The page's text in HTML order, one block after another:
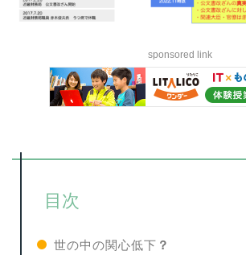
sponsored link
目次
世の中の関心低下 ？